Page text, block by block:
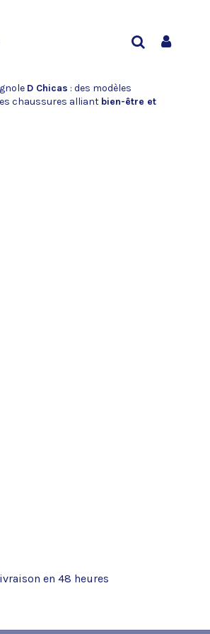
D Chicas : des modèles
chaussures alliant bien-être et
en 48 heures